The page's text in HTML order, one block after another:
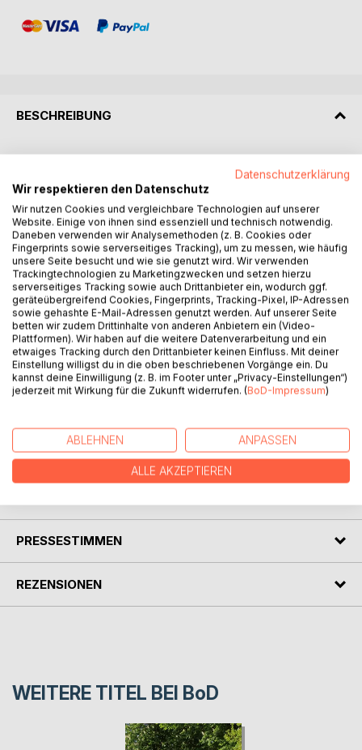
BESCHREIBUNG
Drei Geschichten, eine Figur, keine Erklärungen. Karl
Montenbruck bewegt sich durch eine norddeutsche Stadt,
durch eine Nacht am Mühlenteich, durch viele Jahre, die
sich in einem Schulkorridor zusammenziehen, und der Text
begleitet ihn, ohne zu kommentieren. Was Sache ist, zeigt
sich in den Dingen: Kastanienblüten auf einer Tischdecke,
das Resopal auf einem Krankenhausflur, ein Bussard über
frischem Weizen.
Die drei Texte wurden zwischen 2000 und 2005
geschrieben und erscheinen hier in umgekehrter
Reihenfolge ihrer Entstehung. Asphalt, der jüngste, fährt in
den Nebel und stellt Fragen. Brunsmark kommt in
Bruchstücken. Erinnerung, die sich nicht fügt. Dom, der
Perspektiven wechseln wie Bilder. Am Ende steht kein
Urteil. Kein Fazit. Nur vier Wörter, Vergangenheit, Punkt.
PRESSESTIMMEN
REZENSIONEN
WEITERE TITEL BEI BoD
Datenschutzerklärung
Wir respektieren den Datenschutz
Wir nutzen Cookies und vergleichbare Technologien auf unserer
Website. Einige von ihnen sind essenziell und technisch notwendig.
Daneben verwenden wir Analysemethoden (z. B. Cookies oder
Fingerprints sowie serverseitiges Tracking), um zu messen, wie häufig
unsere Seite besucht und wie sie genutzt wird. Wir verwenden
Trackingtechnologien zu Marketingzwecken und setzen hierzu
serverseitiges Tracking sowie auch Drittanbieter ein, wodurch ggf.
geräteübergreifend Cookies, Fingerprints, Tracking-Pixel, IP-Adressen
sowie gehashte E-Mail-Adressen genutzt werden. Auf unserer Seite
betten wir zudem Drittinhalte von anderen Anbietern ein (Video-
Plattformen). Wir haben auf die weitere Datenverarbeitung und ein
etwaiges Tracking durch den Drittanbieter keinen Einfluss. Mit deiner
Einstellung willigst du in die oben beschriebenen Vorgänge ein. Du
kannst deine Einwilligung (z. B. im Footer unter „Privacy-Einstellungen“)
jederzeit mit Wirkung für die Zukunft widerrufen. (BoD-Impressum)
ABLEHNEN ANPASSEN
ALLE AKZEPTIEREN